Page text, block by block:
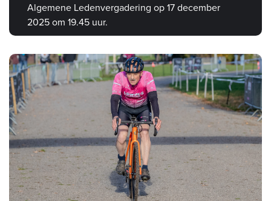
Algemene Ledenvergadering op 17 december
2025 om 19.45 uur.